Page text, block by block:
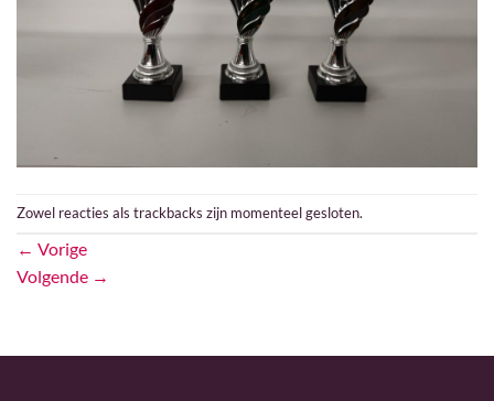
Zowel reacties als trackbacks zijn momenteel gesloten.
← Vorige
Volgende →